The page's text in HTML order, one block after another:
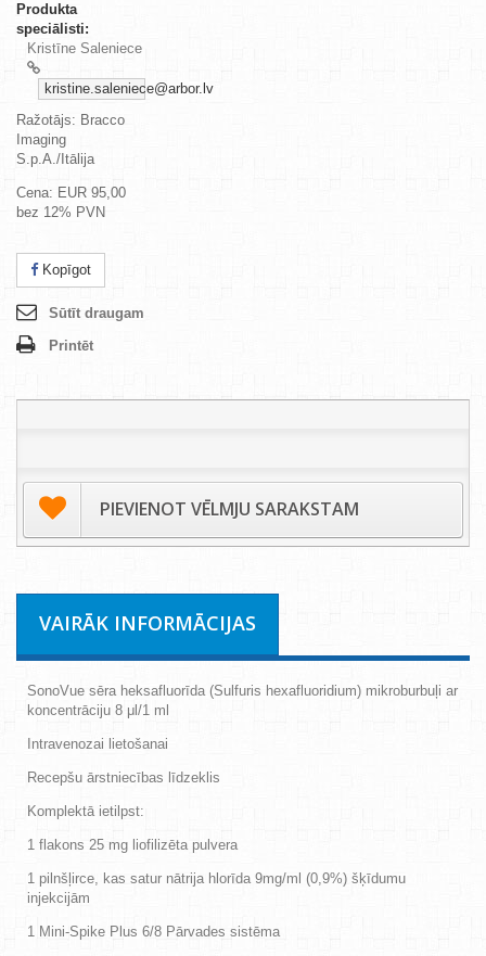
Produkta
speciālisti:
Kristīne Saleniece
kristine.saleniece@arbor.lv
Ražotājs: Bracco
Imaging
S.p.A./Itālija
Cena: EUR 95,00
bez 12% PVN
Kopīgot
Sūtīt draugam
Printēt
PIEVIENOT VĒLMJU SARAKSTAM
VAIRĀK INFORMĀCIJAS
SonoVue sēra heksafluorīda (Sulfuris hexafluoridium) mikroburbuļi ar
koncentrāciju 8 μl/1 ml
Intravenozai lietošanai
Recepšu ārstniecības līdzeklis
Komplektā ietilpst:
1 flakons 25 mg liofilizēta pulvera
1 pilnšļirce, kas satur nātrija hlorīda 9mg/ml (0,9%) šķīdumu
injekcijām
1 Mini-Spike Plus 6/8 Pārvades sistēma